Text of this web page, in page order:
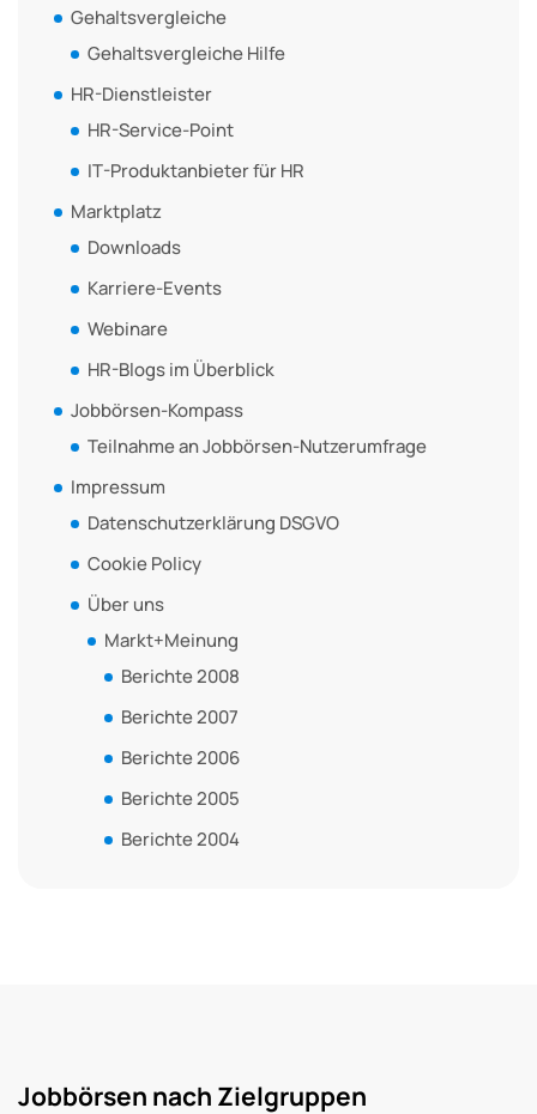
Gehaltsvergleiche
Gehaltsvergleiche Hilfe
HR-Dienstleister
HR-Service-Point
IT-Produktanbieter für HR
Marktplatz
Downloads
Karriere-Events
Webinare
HR-Blogs im Überblick
Jobbörsen-Kompass
Teilnahme an Jobbörsen-Nutzerumfrage
Impressum
Datenschutzerklärung DSGVO
Cookie Policy
Über uns
Markt+Meinung
Berichte 2008
Berichte 2007
Berichte 2006
Berichte 2005
Berichte 2004
Jobbörsen nach Zielgruppen